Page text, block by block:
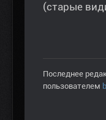
(старые
Последнее
пользователем